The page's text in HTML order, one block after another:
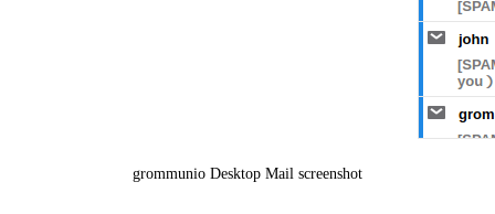
grommunio Desktop Mail screenshot